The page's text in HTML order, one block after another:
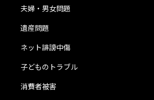
夫婦・男女問題
遺産問題
ネット誹謗中傷
子どものトラブル
消費者被害